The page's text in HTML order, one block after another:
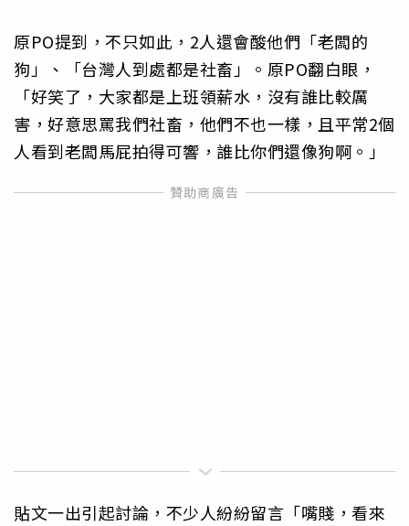
原PO提到，不只如此，2人還會酸他們「老闆的
狗」、「台灣人到處都是社畜」。原PO翻白眼，
「好笑了，大家都是上班領薪水，沒有誰比較厲
害，好意思罵我們社畜，他們不也一樣，且平常2個
人看到老闆馬屁拍得可響，誰比你們還像狗啊。」
貼文一出引起討論，不少人紛紛留言「嘴賤，看來